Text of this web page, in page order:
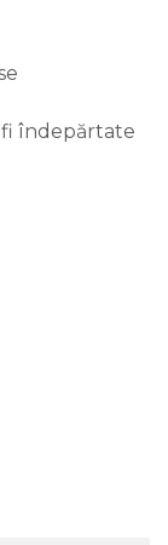
îndepărtate